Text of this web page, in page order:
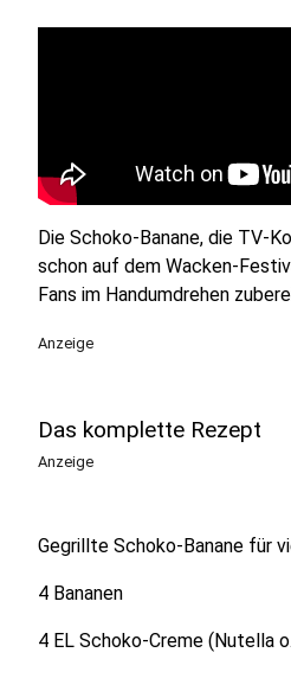
Die Schoko-Banane, die TV-
schon auf dem Wacken-
Fans im Handumdrehen
Anzeige
Das komplette Rezept
Anzeige
Gegrillte Schoko-Banane für
4 Bananen
4 EL Schoko-Creme (Nutella